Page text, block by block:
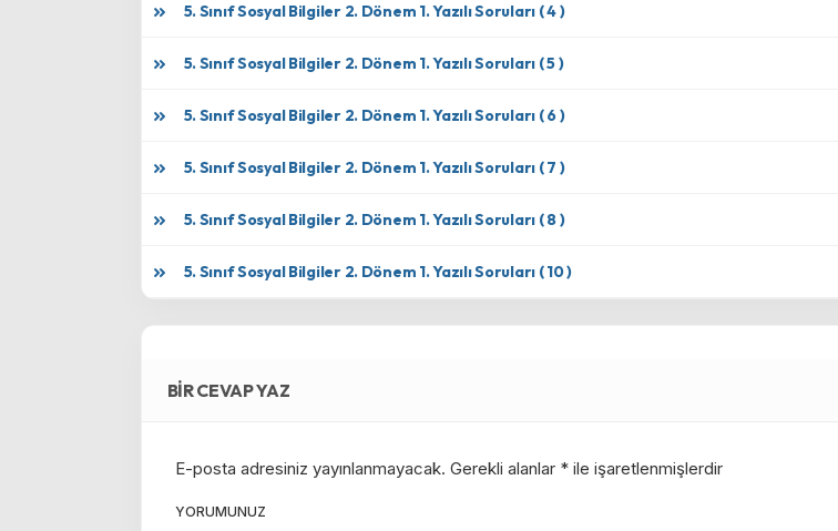
5. Sınıf Sosyal Bilgiler 2. Dönem 1. Yazılı Soruları ( 4 )
5. Sınıf Sosyal Bilgiler 2. Dönem 1. Yazılı Soruları ( 5 )
5. Sınıf Sosyal Bilgiler 2. Dönem 1. Yazılı Soruları ( 6 )
5. Sınıf Sosyal Bilgiler 2. Dönem 1. Yazılı Soruları ( 7 )
5. Sınıf Sosyal Bilgiler 2. Dönem 1. Yazılı Soruları ( 8 )
5. Sınıf Sosyal Bilgiler 2. Dönem 1. Yazılı Soruları ( 10 )
BIR CEVAP YAZ
E-posta adresiniz yayınlanmayacak. Gerekli alanlar * ile işaretlenmişlerdir
YORUMUNUZ